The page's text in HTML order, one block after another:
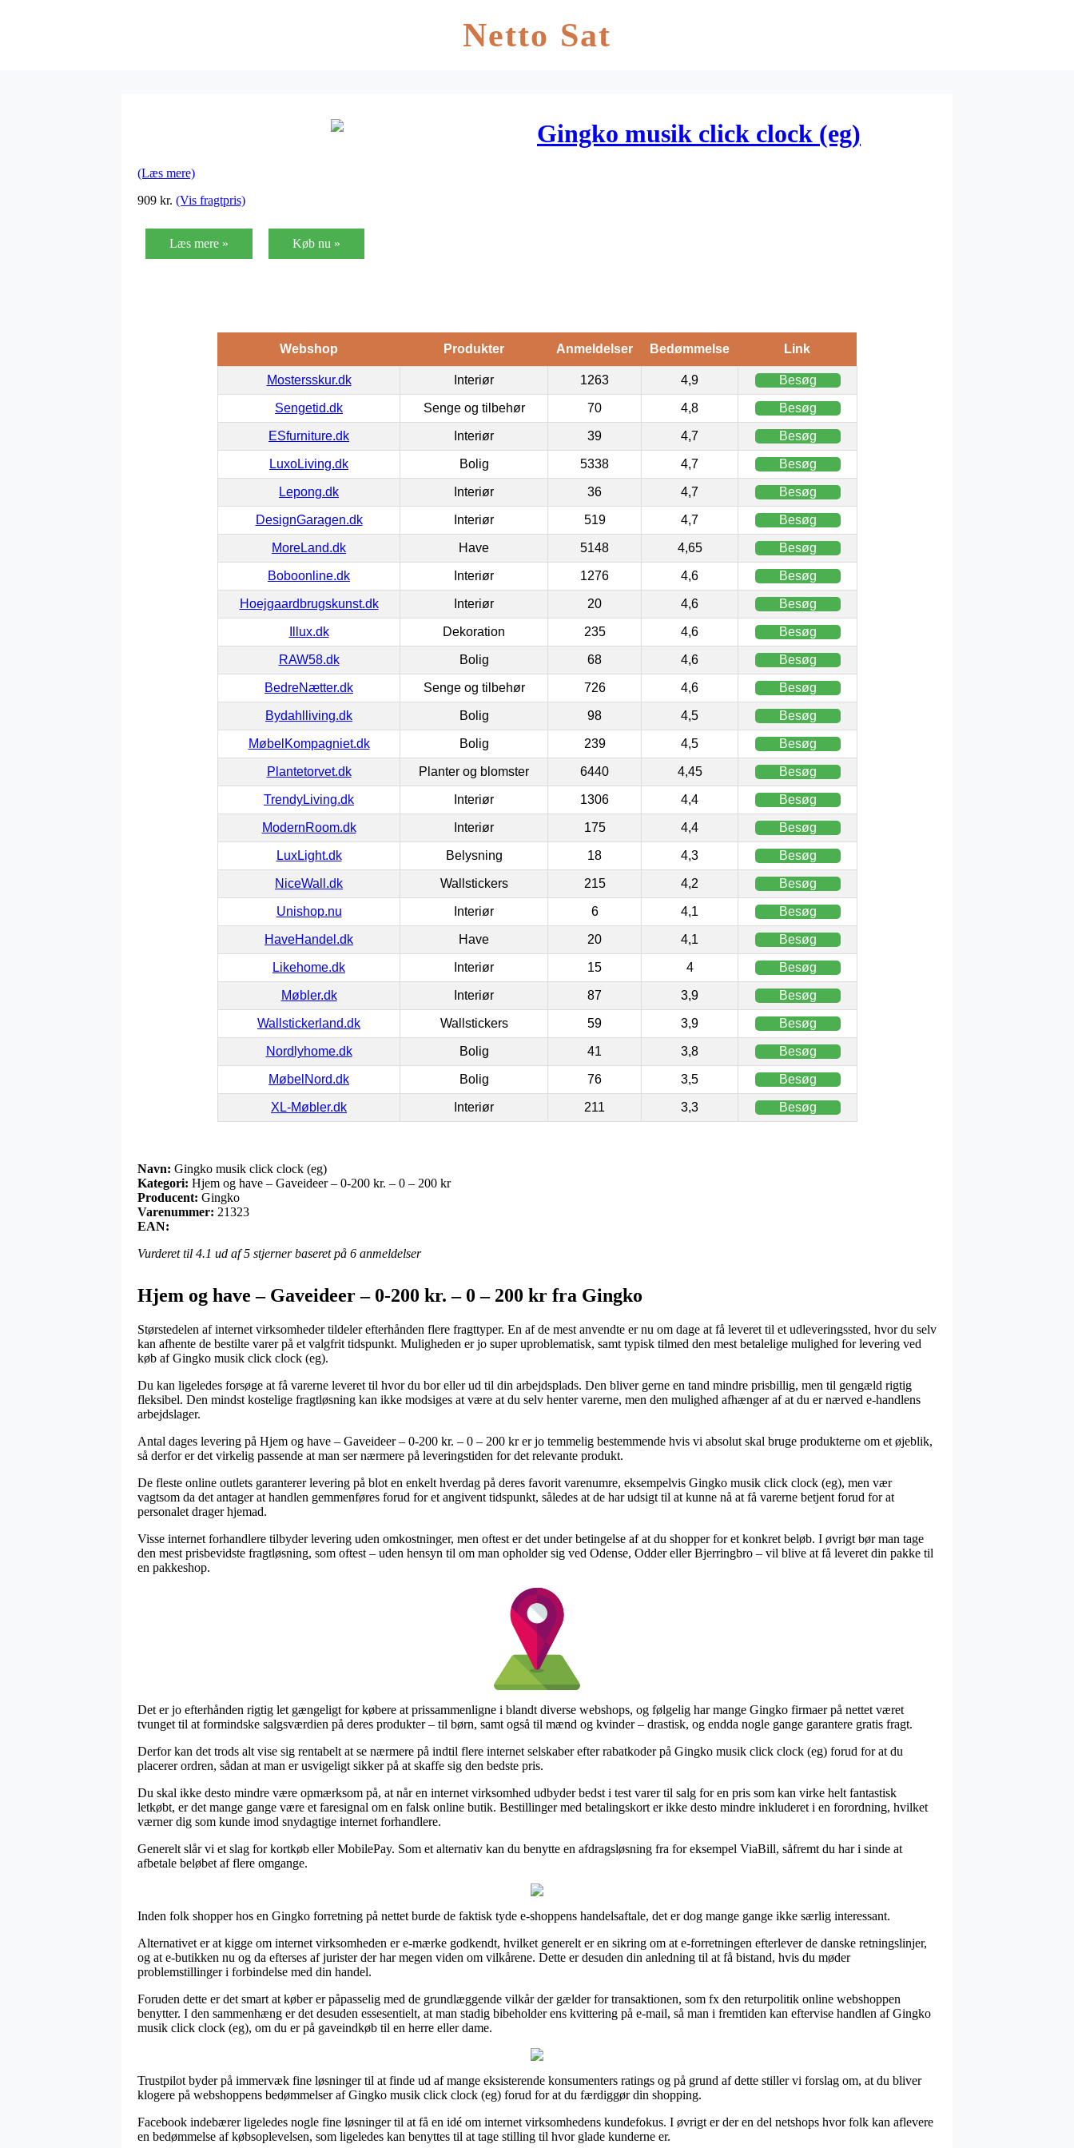
Netto Sat
Gingko musik click clock (eg)
(Læs mere)
909 kr. (Vis fragtpris)
Læs mere » Køb nu »
Webshop Produkter Anmeldelser Bedømmelse Link
Mostersskur.dk Interiør 1263 4,9 Besøg
Sengetid.dk Senge og tilbehør 70 4,8 Besøg
ESfurniture.dk Interiør 39 4,7 Besøg
LuxoLiving.dk Bolig 5338 4,7 Besøg
Lepong.dk Interiør 36 4,7 Besøg
DesignGaragen.dk Interiør 519 4,7 Besøg
MoreLand.dk Have 5148 4,65 Besøg
Boboonline.dk Interiør 1276 4,6 Besøg
Hoejgaardbrugskunst.dk Interiør 20 4,6 Besøg
Illux.dk Dekoration 235 4,6 Besøg
RAW58.dk Bolig 68 4,6 Besøg
BedreNætter.dk Senge og tilbehør 726 4,6 Besøg
Bydahlliving.dk Bolig 98 4,5 Besøg
MøbelKompagniet.dk Bolig 239 4,5 Besøg
Plantetorvet.dk Planter og blomster 6440 4,45 Besøg
TrendyLiving.dk Interiør 1306 4,4 Besøg
ModernRoom.dk Interiør 175 4,4 Besøg
LuxLight.dk Belysning 18 4,3 Besøg
NiceWall.dk Wallstickers 215 4,2 Besøg
Unishop.nu Interiør 6 4,1 Besøg
HaveHandel.dk Have 20 4,1 Besøg
Likehome.dk Interiør 15 4 Besøg
Møbler.dk Interiør 87 3,9 Besøg
Wallstickerland.dk Wallstickers 59 3,9 Besøg
Nordlyhome.dk Bolig 41 3,8 Besøg
MøbelNord.dk Bolig 76 3,5 Besøg
XL-Møbler.dk Interiør 211 3,3 Besøg
Navn: Gingko musik click clock (eg)
Kategori: Hjem og have – Gaveideer – 0-200 kr. – 0 – 200 kr
Producent: Gingko
Varenummer: 21323
EAN:
Vurderet til 4.1 ud af 5 stjerner baseret på 6 anmeldelser
Hjem og have – Gaveideer – 0-200 kr. – 0 – 200 kr fra Gingko
Størstedelen af internet virksomheder tildeler efterhånden flere fragttyper. En af de mest anvendte er nu om dage at få leveret til et udleveringssted, hvor du selv
kan afhente de bestilte varer på et valgfrit tidspunkt. Muligheden er jo super uproblematisk, samt typisk tilmed den mest betalelige mulighed for levering ved
køb af Gingko musik click clock (eg).
Du kan ligeledes forsøge at få varerne leveret til hvor du bor eller ud til din arbejdsplads. Den bliver gerne en tand mindre prisbillig, men til gengæld rigtig
fleksibel. Den mindst kostelige fragtløsning kan ikke modsiges at være at du selv henter varerne, men den mulighed afhænger af at du er nærved e-handlens
arbejdslager.
Antal dages levering på Hjem og have – Gaveideer – 0-200 kr. – 0 – 200 kr er jo temmelig bestemmende hvis vi absolut skal bruge produkterne om et øjeblik,
så derfor er det virkelig passende at man ser nærmere på leveringstiden for det relevante produkt.
De fleste online outlets garanterer levering på blot en enkelt hverdag på deres favorit varenumre, eksempelvis Gingko musik click clock (eg), men vær
vagtsom da det antager at handlen gemmenføres forud for et angivent tidspunkt, således at de har udsigt til at kunne nå at få varerne betjent forud for at
personalet drager hjemad.
Visse internet forhandlere tilbyder levering uden omkostninger, men oftest er det under betingelse af at du shopper for et konkret beløb. I øvrigt bør man tage
den mest prisbevidste fragtløsning, som oftest – uden hensyn til om man opholder sig ved Odense, Odder eller Bjerringbro – vil blive at få leveret din pakke til
en pakkeshop.
Det er jo efterhånden rigtig let gængeligt for købere at prissammenligne i blandt diverse webshops, og følgelig har mange Gingko firmaer på nettet været
tvunget til at formindske salgsværdien på deres produkter – til børn, samt også til mænd og kvinder – drastisk, og endda nogle gange garantere gratis fragt.
Derfor kan det trods alt vise sig rentabelt at se nærmere på indtil flere internet selskaber efter rabatkoder på Gingko musik click clock (eg) forud for at du
placerer ordren, sådan at man er usvigeligt sikker på at skaffe sig den bedste pris.
Du skal ikke desto mindre være opmærksom på, at når en internet virksomhed udbyder bedst i test varer til salg for en pris som kan virke helt fantastisk
letkøbt, er det mange gange være et faresignal om en falsk online butik. Bestillinger med betalingskort er ikke desto mindre inkluderet i en forordning, hvilket
værner dig som kunde imod snydagtige internet forhandlere.
Generelt slår vi et slag for kortkøb eller MobilePay. Som et alternativ kan du benytte en afdragsløsning fra for eksempel ViaBill, såfremt du har i sinde at
afbetale beløbet af flere omgange.
Inden folk shopper hos en Gingko forretning på nettet burde de faktisk tyde e-shoppens handelsaftale, det er dog mange gange ikke særlig interessant.
Alternativet er at kigge om internet virksomheden er e-mærke godkendt, hvilket generelt er en sikring om at e-forretningen efterlever de danske retningslinjer,
og at e-butikken nu og da efterses af jurister der har megen viden om vilkårene. Dette er desuden din anledning til at få bistand, hvis du møder
problemstillinger i forbindelse med din handel.
Foruden dette er det smart at køber er påpasselig med de grundlæggende vilkår der gælder for transaktionen, som fx den returpolitik online webshoppen
benytter. I den sammenhæng er det desuden essesentielt, at man stadig bibeholder ens kvittering på e-mail, så man i fremtiden kan eftervise handlen af Gingko
musik click clock (eg), om du er på gaveindkøb til en herre eller dame.
Trustpilot byder på immervæk fine løsninger til at finde ud af mange eksisterende konsumenters ratings og på grund af dette stiller vi forslag om, at du bliver
klogere på webshoppens bedømmelser af Gingko musik click clock (eg) forud for at du færdiggør din shopping.
Facebook indebærer ligeledes nogle fine løsninger til at få en idé om internet virksomhedens kundefokus. I øvrigt er der en del netshops hvor folk kan aflevere
en bedømmelse af købsoplevelsen, som ligeledes kan benyttes til at tage stilling til hvor glade kunderne er.